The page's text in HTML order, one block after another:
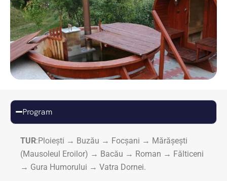
Program
TUR:Ploiești → Buzău → Focșani → Mărășești
(Mausoleul Eroilor) → Bacău → Roman → Fălticeni
→ Gura Humorului → Vatra Dornei.